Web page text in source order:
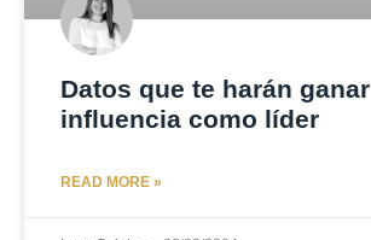
Datos que te harán ganar
influencia como líder
READ MORE »